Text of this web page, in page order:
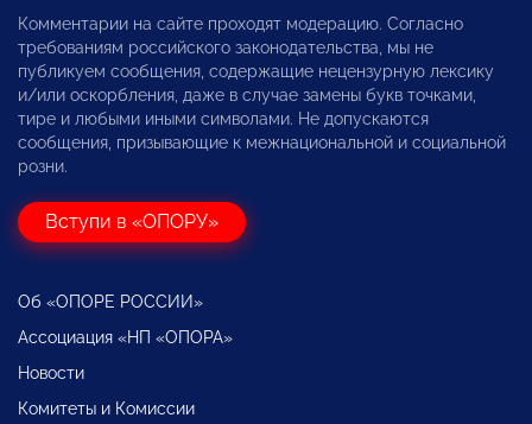
Комментарии на сайте проходят модерацию. Согласно
требованиям российского законодательства, мы не
публикуем сообщения, содержащие нецензурную лексику
и/или оскорбления, даже в случае замены букв точками,
тире и любыми иными символами. Не допускаются
сообщения, призывающие к межнациональной и социальной
розни.
Вступи в «ОПОРУ»
Об «ОПОРЕ РОССИИ»
Ассоциация «НП «ОПОРА»
Новости
Комитеты и Комиссии